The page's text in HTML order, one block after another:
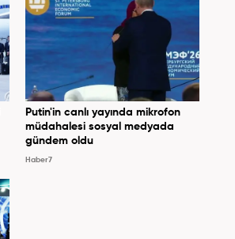
Putin'in canlı yayında mikrofon
müdahalesi sosyal medyada
gündem oldu
Haber7